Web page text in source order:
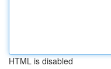
HTML is disabled